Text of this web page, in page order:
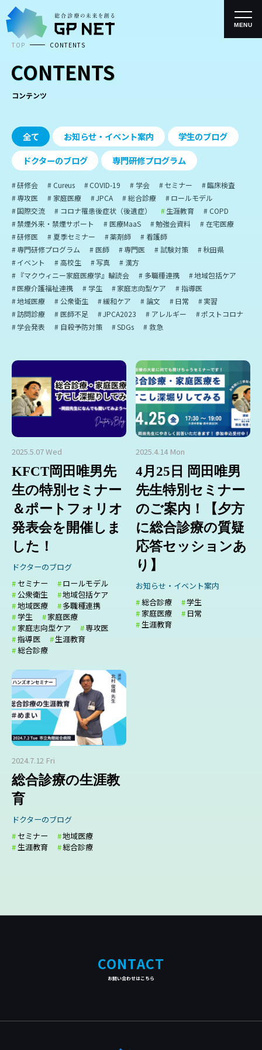
ン
テ MENU
TOP CONTENTS
CONTENTS
コンテンツ
全て お知らせ・イベント案内
学生のブログ
ドクターのブログ
専門研修プログラム
研修会 Cureus COVID-19 学会 セミナー
臨床検査
専攻医
家庭医療 JPCA 総合診療
ロールモデル
国際交流
コロナ罹患後症状（後遺症） 生涯教育
COPD
禁煙外来・禁煙サポート
医療MaaS 勉強会資料
在宅医療
研修医
夏季セミナー 薬剤師
看護師
専門研修プログラム
医師 専門医 試験対策
秋田県
イベント
高校生 写真
漢方
『マクウィニー家庭医療学』輪読会
多職種連携
地域包括ケア
医療介護福祉連携
学生 家庭志向型ケア
指導医
地域医療
公衆衛生 緩和ケア 論文 日常
実習
訪問診療
医師不足 JPCA2023 アレルギー
ポストコロナ
学会発表
自殺予防対策 SDGs 救急
2025.5.07 Wed
KFCT岡田唯男先
生の特別セミナー
＆ポートフォリオ
発表会を開催しま
した！
ドクターのブログ
セミナー
ロールモデル
公衆衛生
地域包括ケア
地域医療
多職種連携
学生
家庭医療
家庭志向型ケア
専攻医
指導医
生涯教育
総合診療
2025.4.14 Mon
4月25日 岡田唯男
先生特別セミナー
のご案内！【夕方
に総合診療の質疑
応答セッションあ
り】
お知らせ・イベント案内
総合診療
学生
家庭医療
日常
生涯教育
2024.7.12 Fri
総合診療の生涯教
育
ドクターのブログ
セミナー
地域医療
生涯教育
総合診療
CONTACT
お問い合わせはこちら